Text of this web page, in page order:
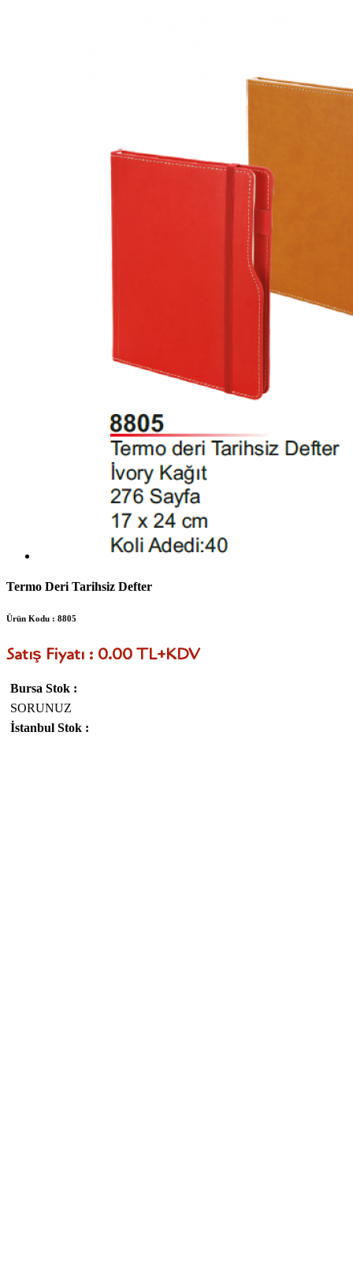
Termo Deri Tarihsiz Defter
Ürün Kodu : 8805
Satış Fiyatı : 0.00 TL+KDV
Bursa Stok :
SORUNUZ
İstanbul Stok :